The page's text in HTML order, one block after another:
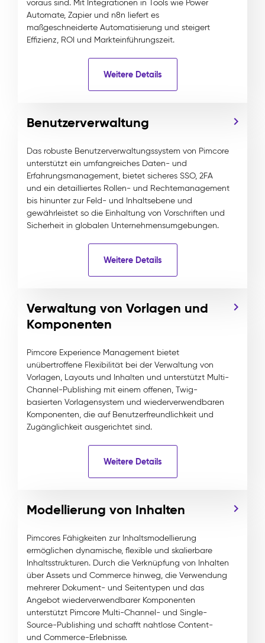
voraus sind. Mit Integrationen in Tools wie Power
Automate, Zapier und n8n liefert es
maßgeschneiderte Automatisierung und steigert
Effizienz, ROI und Markteinführungszeit.
Weitere Details
Benutzerverwaltung
Das robuste Benutzerverwaltungssystem von Pimcore
unterstützt ein umfangreiches Daten- und
Erfahrungsmanagement, bietet sicheres SSO, 2FA
und ein detailliertes Rollen- und Rechtemanagement
bis hinunter zur Feld- und Inhaltsebene und
gewährleistet so die Einhaltung von Vorschriften und
Sicherheit in globalen Unternehmensumgebungen.
Weitere Details
Verwaltung von Vorlagen und
Komponenten
Pimcore Experience Management bietet
unübertroffene Flexibilität bei der Verwaltung von
Vorlagen, Layouts und Inhalten und unterstützt Multi-
Channel-Publishing mit einem offenen, Twig-
basierten Vorlagensystem und wiederverwendbaren
Komponenten, die auf Benutzerfreundlichkeit und
Zugänglichkeit ausgerichtet sind.
Weitere Details
Modellierung von Inhalten
Pimcores Fähigkeiten zur Inhaltsmodellierung
ermöglichen dynamische, flexible und skalierbare
Inhaltsstrukturen. Durch die Verknüpfung von Inhalten
über Assets und Commerce hinweg, die Verwendung
mehrerer Dokument- und Seitentypen und das
Angebot wiederverwendbarer Komponenten
unterstützt Pimcore Multi-Channel- und Single-
Source-Publishing und schafft nahtlose Content-
und Commerce-Erlebnisse.